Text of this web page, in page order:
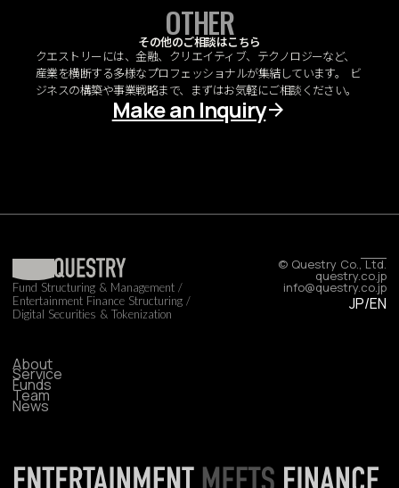
OTHER
その他のご相談はこちら
クエストリーには、金融、クリエイティブ、テクノロジーなど、
産業を横断する多様なプロフェッショナルが集結しています。 ビ
ジネスの構築や事業戦略まで、まずはお気軽にご相談ください。
Make an Inquiry
Fund Structuring & Management /
Entertainment Finance Structuring /
Digital Securities & Tokenization
About
Service
Funds
Team
News
© Questry Co., Ltd.
questry.co.jp
info@questry.co.jp
JP/EN